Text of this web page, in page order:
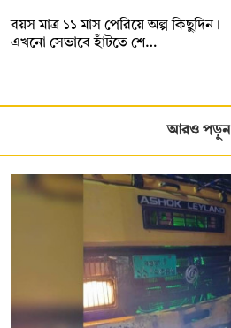
বয়স মাত্র ১১ মাস পেরিয়ে অল্প কিছুদিন।
এখনো সেভাবে হাঁটতে শে…
আরও পড়ুন